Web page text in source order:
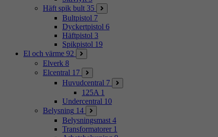
Häft spik bult 35
Bultpistol 7
Dyckertpistol 6
Häftpistol 3
Spikpistol 19
El och värme 92
Elverk 8
Elcentral 17
Huvudcentral 7
125A 1
Undercentral 10
Belysning 14
Belysningsmast 4
Transformatorer 1